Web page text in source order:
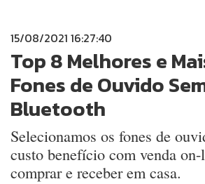
15/08/2021 16:27:40
Top 8 Melhores e
Fones de Ouvido
Bluetooth
Selecionamos os fones de
custo benefício com venda
comprar e receber em casa.